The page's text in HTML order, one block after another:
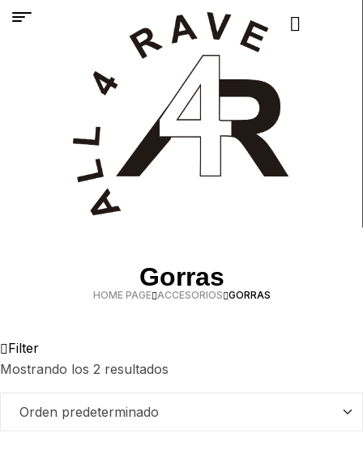
Gorras
HOME PAGE ACCESORIOS GORRAS
Filter
Mostrando los 2 resultados